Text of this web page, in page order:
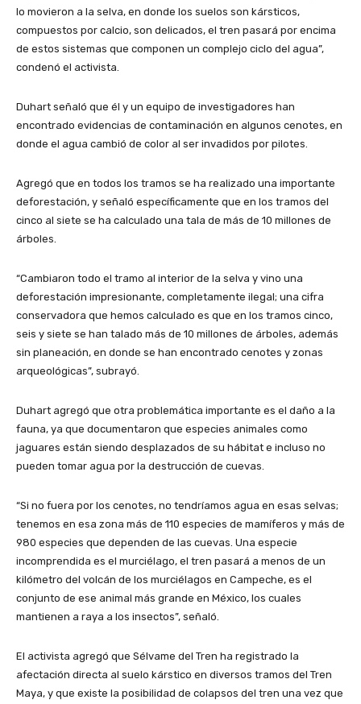
lo movieron a la selva, en donde los suelos son kársticos,
compuestos por calcio, son delicados, el tren pasará por encima
de estos sistemas que componen un complejo ciclo del agua”,
condenó el activista.
Duhart señaló que él y un equipo de investigadores han
encontrado evidencias de contaminación en algunos cenotes, en
donde el agua cambió de color al ser invadidos por pilotes.
Agregó que en todos los tramos se ha realizado una importante
deforestación, y señaló específicamente que en los tramos del
cinco al siete se ha calculado una tala de más de 10 millones de
árboles.
“Cambiaron todo el tramo al interior de la selva y vino una
deforestación impresionante, completamente ilegal; una cifra
conservadora que hemos calculado es que en los tramos cinco,
seis y siete se han talado más de 10 millones de árboles, además
sin planeación, en donde se han encontrado cenotes y zonas
arqueológicas”, subrayó.
Duhart agregó que otra problemática importante es el daño a la
fauna, ya que documentaron que especies animales como
jaguares están siendo desplazados de su hábitat e incluso no
pueden tomar agua por la destrucción de cuevas.
“Si no fuera por los cenotes, no tendríamos agua en esas selvas;
tenemos en esa zona más de 110 especies de mamíferos y más de
980 especies que dependen de las cuevas. Una especie
incomprendida es el murciélago, el tren pasará a menos de un
kilómetro del volcán de los murciélagos en Campeche, es el
conjunto de ese animal más grande en México, los cuales
mantienen a raya a los insectos”, señaló.
El activista agregó que Sélvame del Tren ha registrado la
afectación directa al suelo kárstico en diversos tramos del Tren
Maya, y que existe la posibilidad de colapsos del tren una vez que